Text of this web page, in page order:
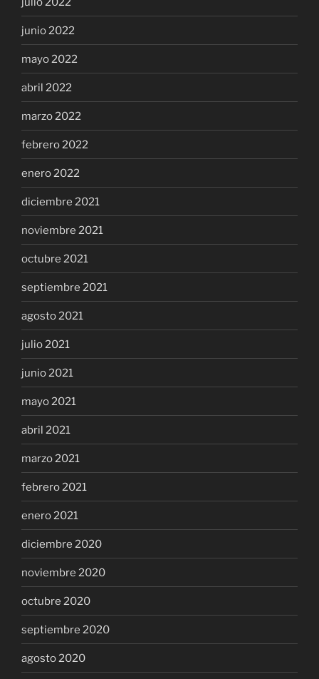
junio 2022
mayo 2022
abril 2022
marzo 2022
febrero 2022
enero 2022
diciembre 2021
noviembre 2021
octubre 2021
septiembre 2021
agosto 2021
julio 2021
junio 2021
mayo 2021
abril 2021
marzo 2021
febrero 2021
enero 2021
diciembre 2020
noviembre 2020
octubre 2020
septiembre 2020
agosto 2020